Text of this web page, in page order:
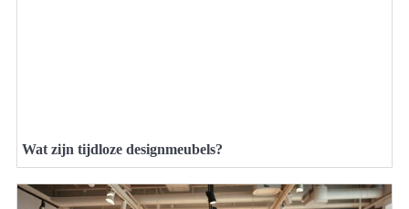
Wat zijn tijdloze designmeubels?